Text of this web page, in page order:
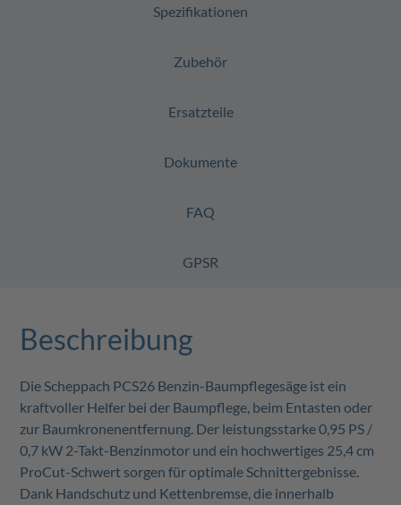
Spezifikationen
Zubehör
Ersatzteile
Dokumente
FAQ
GPSR
Beschreibung
Die Scheppach PCS26 Benzin-Baumpflegesäge ist ein
kraftvoller Helfer bei der Baumpflege, beim Entasten oder
zur Baumkronenentfernung. Der leistungsstarke 0,95 PS /
0,7 kW 2-Takt-Benzinmotor und ein hochwertiges 25,4 cm
ProCut-Schwert sorgen für optimale Schnittergebnisse.
Dank Handschutz und Kettenbremse, die innerhalb